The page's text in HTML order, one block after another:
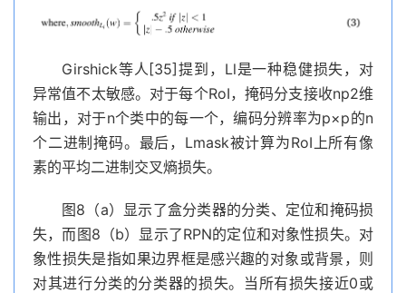
Girshick等人[35]提到，Ll是一种稳健损失，对
异常值不太敏感。对于每个RoI，掩码分支接收np2维
输出，对于n个类中的每一个，编码分辨率为p×p的n
个二进制掩码。最后，Lmask被计算为RoI上所有像
素的平均二进制交叉熵损失。
图8（a）显示了盒分类器的分类、定位和掩码损
失，而图8（b）显示了RPN的定位和对象性损失。对
象性损失是指如果边界框是感兴趣的对象或背景，则
对其进行分类的分类器的损失。当所有损失接近0或